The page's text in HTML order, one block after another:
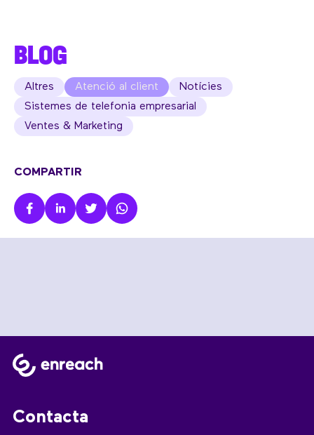
BLOG
Altres Atenció al client
Notícies
Sistemes de telefonia empresarial
Ventes & Marketing
COMPARTIR
Contacta